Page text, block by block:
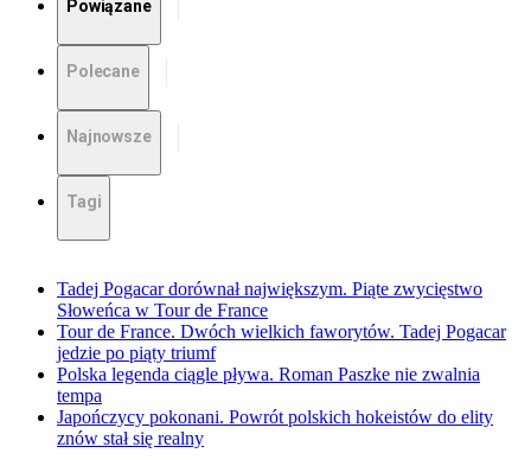
Powiązane
Polecane
Najnowsze
Tagi
Tadej Pogacar dorównał największym. Piąte zwycięstwo
Słoweńca w Tour de France
Tour de France. Dwóch wielkich faworytów. Tadej Pogacar
jedzie po piąty triumf
Polska legenda ciągle pływa. Roman Paszke nie zwalnia
tempa
Japończycy pokonani. Powrót polskich hokeistów do elity
znów stał się realny